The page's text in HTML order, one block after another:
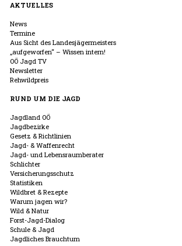
AKTUELLES
News
Termine
Aus Sicht des Landesjägermeisters
„aufgeworfen“ – Wissen intern!
OÖ Jagd TV
Newsletter
Rehwildpreis
RUND UM DIE JAGD
Jagdland OÖ
Jagdbezirke
Gesetz & Richtlinien
Jagd- & Waffenrecht
Jagd- und Lebensraumberater
Schlichter
Versicherungsschutz
Statistiken
Wildbret & Rezepte
Warum jagen wir?
Wild & Natur
Forst-Jagd-Dialog
Schule & Jagd
Jagdliches Brauchtum